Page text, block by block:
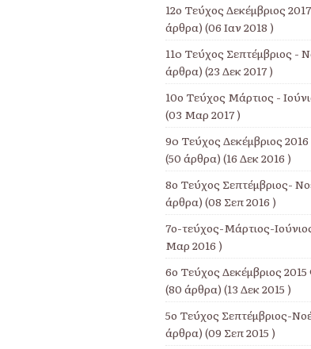
12ο Τεύχος Δεκέμβριος
άρθρα) (06 Ιαν 2018 )
11o Τεύχος Σεπτέμβριος -
άρθρα) (23 Δεκ 2017 )
10ο Τεύχος Μάρτιος -
(03 Μαρ 2017 )
9o Τεύχος Δεκέμβριος
(50 άρθρα) (16 Δεκ 2016 )
8ο Τεύχος Σεπτέμβριος-
άρθρα) (08 Σεπ 2016 )
7ο-τεύχος-Μάρτιος-
Μαρ 2016 )
6ο Τεύχος Δεκέμβριος
(80 άρθρα) (13 Δεκ 2015 )
5ο Τεύχος Σεπτέμβριος-
άρθρα) (09 Σεπ 2015 )